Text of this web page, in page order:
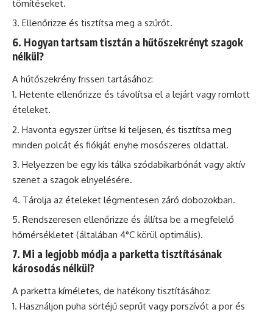
tömítéseket.
Ellenőrizze és tisztítsa meg a szűrőt.
6. Hogyan tartsam tisztán a hűtőszekrényt szagok
nélkül?
A hűtőszekrény frissen tartásához:
Hetente ellenőrizze és távolítsa el a lejárt vagy romlott
ételeket.
Havonta egyszer ürítse ki teljesen, és tisztítsa meg
minden polcát és fiókját enyhe mosószeres oldattal.
Helyezzen be egy kis tálka szódabikarbónát vagy aktív
szenet a szagok elnyelésére.
Tárolja az ételeket légmentesen záró dobozokban.
Rendszeresen ellenőrizze és állítsa be a megfelelő
hőmérsékletet (általában 4°C körül optimális).
7. Mi a legjobb módja a parketta tisztításának
károsodás nélkül?
A parketta kíméletes, de hatékony tisztításához:
Használjon puha sörtéjű seprűt vagy porszívót a por és